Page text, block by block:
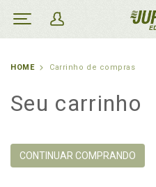
HOME Carrinho de compras
Seu carrinho
CONTINUAR COMPRANDO